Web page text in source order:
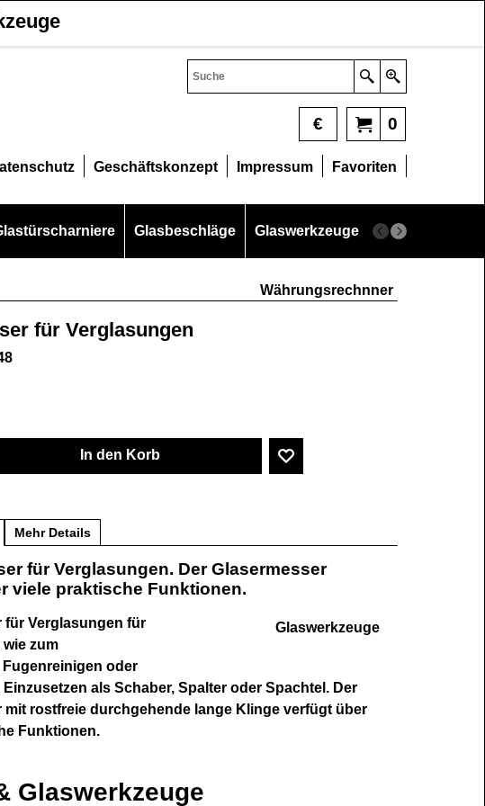
0
€
Geschäftskonzept Impressum Favoriten
Glasbeschläge Glaswerkzeuge Glasschneider
Währungsrechnner
für Verglasungen
In den Korb
Mehr Details
für Verglasungen. Der Glasermesser
viele praktische Funktionen.
Glaswerkzeuge
für Verglasungen für
zum
Fugenreinigen oder
als Schaber, Spalter oder Spachtel. Der
mit rostfreie durchgehende lange Klinge verfügt über
Funktionen.
Glaswerkzeuge